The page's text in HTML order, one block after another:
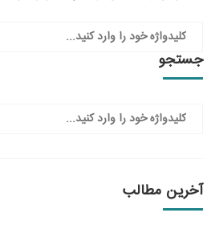
جستجو
آخرین مطالب